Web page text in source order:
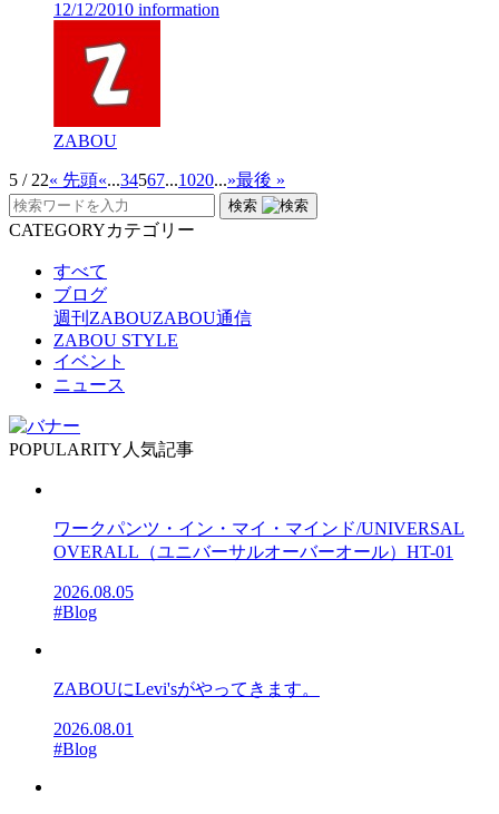
12/12/2010 information
ZABOU
5 / 22« 先頭«...34567...1020...»最後 »
検索
CATEGORYカテゴリー
すべて
ブログ
週刊ZABOUZABOU通信
ZABOU STYLE
イベント
ニュース
POPULARITY 人気記事
ワークパンツ・イン・マイ・マインド/UNIVERSAL
OVERALL（ユニバーサルオーバーオール）HT-01
2026.08.05
#Blog
ZABOUにLevi'sがやってきます。
2026.08.01
#Blog